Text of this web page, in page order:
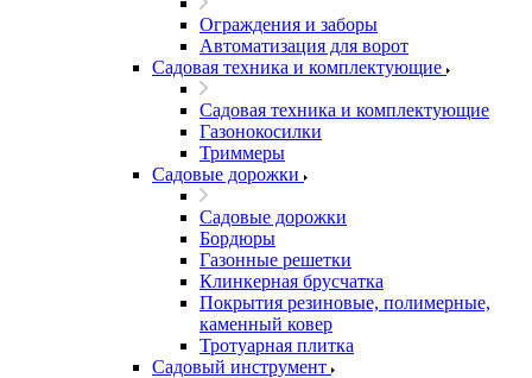
Ограждения и заборы
Автоматизация для ворот
Садовая техника и комплектующие
Садовая техника и комплектующие
Газонокосилки
Триммеры
Садовые дорожки
Садовые дорожки
Бордюры
Газонные решетки
Клинкерная брусчатка
Покрытия резиновые, полимерные,
каменный ковер
Тротуарная плитка
Садовый инструмент